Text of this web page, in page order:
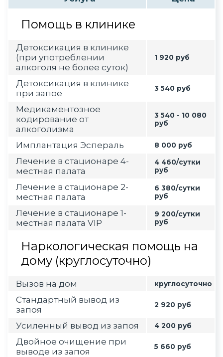
Помощь в клинике
Детоксикация в клинике
(при употреблении
алкоголя не более суток)
1 920 руб
Детоксикация в клинике
при запое
3 540 руб
Медикаментозное
кодирование от
алкоголизма
3 540 - 10 080
руб
Имплантация Эспераль 8 000 руб
Лечение в стационаре 4-
местная палата
4 460/сутки
руб
Лечение в стационаре 2-
местная палата
6 380/сутки
руб
Лечение в стационаре 1-
местная палата VIP
9 200/сутки
руб
Наркологическая помощь на
дому (круглосуточно)
Вызов на дом круглосуточно
Стандартный вывод из
запоя
2 920 руб
Усиленный вывод из запоя 4 200 руб
Двойное очищение при
выводе из запоя
5 660 руб